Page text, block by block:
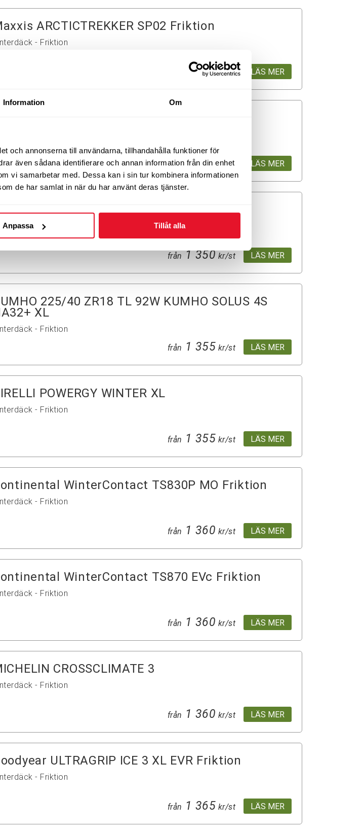
Information Om
och annonserna till användarna, tillhandahålla funktioner för
även sådana identifierare och annan information från din enhet
vi samarbetar med. Dessa kan i sin tur kombinera informationen
de har samlat in när du har använt deras tjänster.
Anpassa Tillåt alla
ARCTICTREKKER SP02 Friktion
- Friktion
LÄS MER
1 350kr/st
LÄS MER
från1 350kr/st
QUATRAC CLASSIC
- Friktion
LÄS MER
från1 350 kr/st
225/40 ZR18 TL 92W KUMHO SOLUS 4S
XL
- Friktion
LÄS MER
från 1 355 kr/st
POWERGY WINTER XL
- Friktion
LÄS MER
från 1 355 kr/st
WinterContact TS830P MO Friktion
- Friktion
LÄS MER
från 1 360 kr/st
WinterContact TS870 EVc Friktion
- Friktion
LÄS MER
från 1 360 kr/st
CROSSCLIMATE 3
- Friktion
LÄS MER
från 1 360 kr/st
ULTRAGRIP ICE 3 XL EVR Friktion
- Friktion
LÄS MER
från 1 365 kr/st